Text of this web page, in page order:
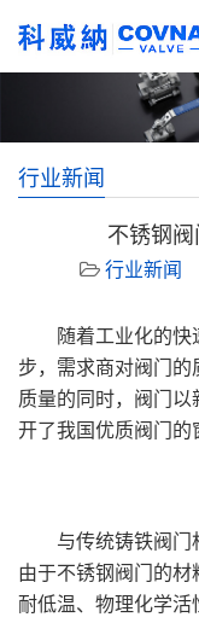
行业新闻
不锈钢
行业新闻
随着工业化的
步，需求商对阀门
质量的同时，阀门
开了我国优质阀门的
与传统铸铁阀门
由于不锈钢阀门的材
耐低温、物理化学